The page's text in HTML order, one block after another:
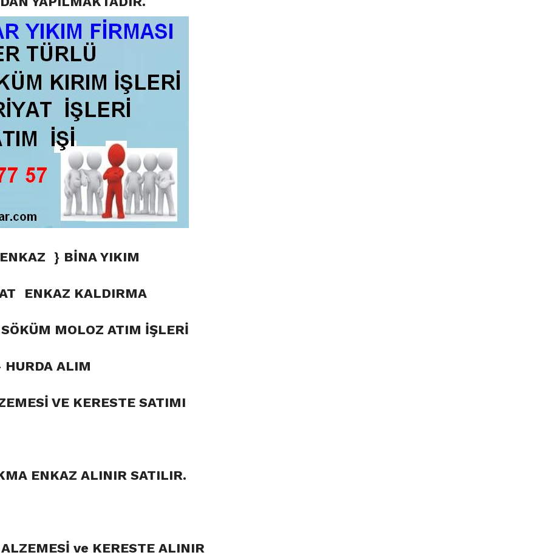
} BİNA YIKIM
ENKAZ KALDIRMA
MOLOZ ATIM İŞLERİ
HURDA ALIM
VE KERESTE SATIMI
ENKAZ ALINIR SATILIR.
ve KERESTE ALINIR